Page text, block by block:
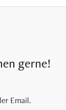
gerne!
Email.